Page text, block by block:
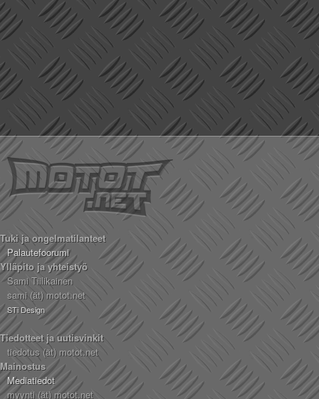
Tuki ja ongelmatilanteet
Palautefoorumi
Ylläpito ja yhteistyö
Sami Tiilikainen
sami (ät) motot.net
STi Design
Tiedotteet ja uutisvinkit
tiedotus (ät) motot.net
Mainostus
Mediatiedot
myynti (ät) motot.net